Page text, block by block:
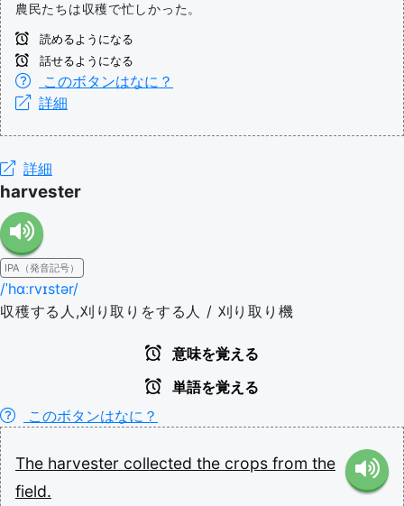
農民たちは収穫で忙しかった。
読めるようになる
話せるようになる
このボタンはなに？
詳細
詳細
harvester
IPA（発音記号）
/ˈhɑːrvɪstər/
収穫する人,刈り取りをする人 / 刈り取り機
意味を覚える
単語を覚える
このボタンはなに？
The harvester collected the crops from the
field.